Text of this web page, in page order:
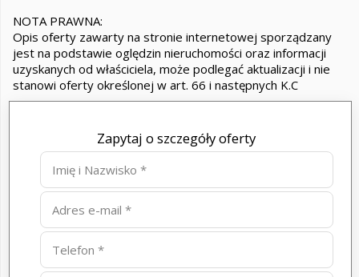
NOTA PRAWNA:
Opis oferty zawarty na stronie internetowej sporządzany
jest na podstawie oględzin nieruchomości oraz informacji
uzyskanych od właściciela, może podlegać aktualizacji i nie
stanowi oferty określonej w art. 66 i następnych K.C
Zapytaj o szczegóły oferty